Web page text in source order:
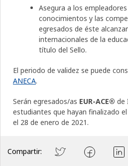
Asegura a los
conocimientos y las
egresados de éste
internacionales de la
título del Sello.
El periodo de validez se puede
ANECA.
Serán egresados/as EUR-ACE® de
estudiantes que hayan finalizado
el 28 de enero de 2021.
Compartir: